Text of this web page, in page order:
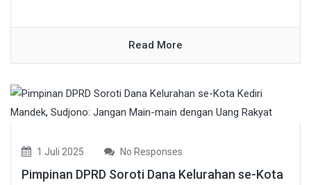
Read More
1 Juli 2025 No Responses
Pimpinan DPRD Soroti Dana Kelurahan se-Kota